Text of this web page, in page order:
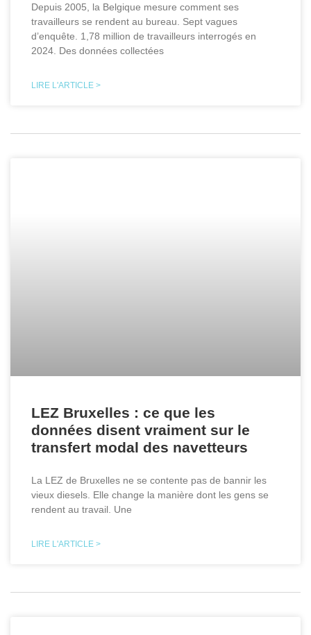
Depuis 2005, la Belgique mesure comment ses
travailleurs se rendent au bureau. Sept vagues
d’enquête. 1,78 million de travailleurs interrogés en
2024. Des données collectées
LIRE L'ARTICLE >
LEZ Bruxelles : ce que les
données disent vraiment sur le
transfert modal des navetteurs
La LEZ de Bruxelles ne se contente pas de bannir les
vieux diesels. Elle change la manière dont les gens se
rendent au travail. Une
LIRE L'ARTICLE >